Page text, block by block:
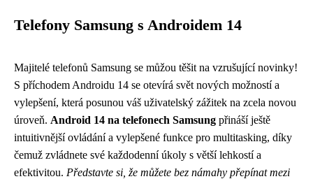
Telefony Samsung s Androidem 14
Majitelé telefonů Samsung se můžou těšit na vzrušující novinky!
S příchodem Androidu 14 se otevírá svět nových možností a
vylepšení, která posunou váš uživatelský zážitek na zcela novou
úroveň. Android 14 na telefonech Samsung přináší ještě
intuitivnější ovládání a vylepšené funkce pro multitasking, díky
čemuž zvládnete své každodenní úkoly s větší lehkostí a
efektivitou. Představte si, že můžete bez námahy přepínat mezi